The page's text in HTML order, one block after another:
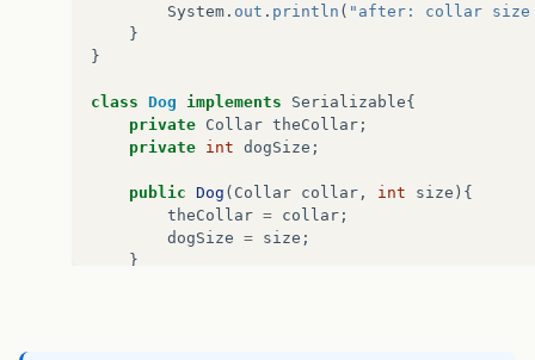
System . out . println ( "after: collar
}
}
class Dog implements Serializable{
private Collar theCollar ;
private int dogSize ;
public Dog ( Collar collar , int size ){
theCollar = collar ;
dogSize = size ;
}